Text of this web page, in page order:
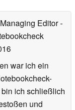
Editor-
war ich ein
ich schließlich
und